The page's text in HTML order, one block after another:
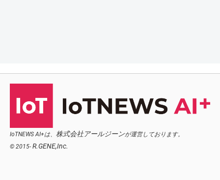
IoTNEWS AI+は、 株式会社アールジーンが運営しております。
© 2015- R.GENE,Inc.